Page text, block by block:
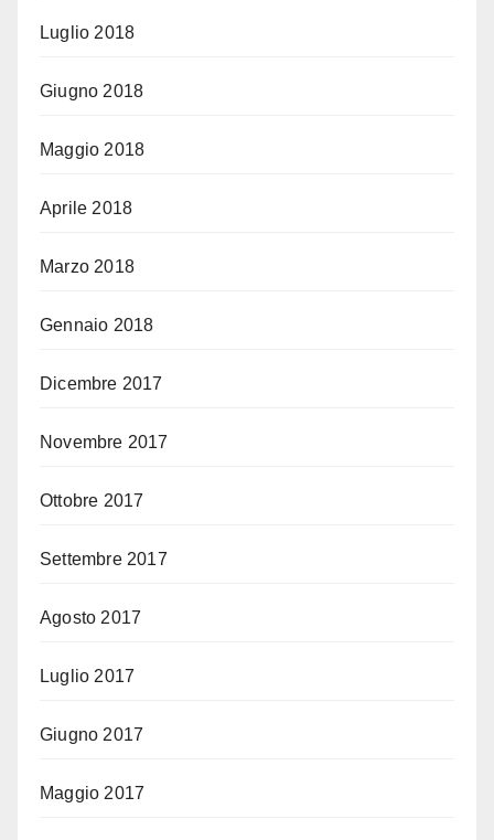
Luglio 2018
Giugno 2018
Maggio 2018
Aprile 2018
Marzo 2018
Gennaio 2018
Dicembre 2017
Novembre 2017
Ottobre 2017
Settembre 2017
Agosto 2017
Luglio 2017
Giugno 2017
Maggio 2017